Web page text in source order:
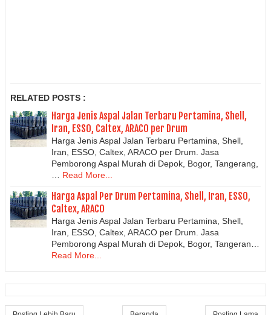
RELATED POSTS :
Harga Jenis Aspal Jalan Terbaru Pertamina, Shell,
Iran, ESSO, Caltex, ARACO per Drum
Harga Jenis Aspal Jalan Terbaru Pertamina, Shell,
Iran, ESSO, Caltex, ARACO per Drum. Jasa
Pemborong Aspal Murah di Depok, Bogor, Tangerang,
Read More...
Harga Aspal Per Drum Pertamina, Shell, Iran, ESSO,
Caltex, ARACO
Harga Jenis Aspal Jalan Terbaru Pertamina, Shell,
Iran, ESSO, Caltex, ARACO per Drum. Jasa
Pemborong Aspal Murah di Depok, Bogor, Tangeran…
Read More...